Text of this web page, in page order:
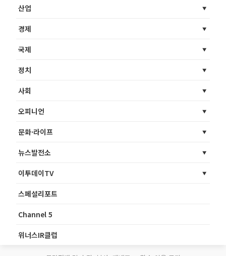
산업
경제
국제
정치
사회
오피니언
문화·라이프
뉴스발전소
이투데이TV
스페셜리포트
Channel 5
위너스IR클럽